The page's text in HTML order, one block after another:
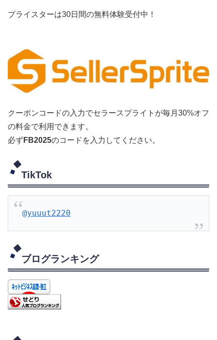
プライスターは30日間の無料体験受付中！
クーポンコードの入力でセラースプライトが毎月30%オフ
の料金で利用できます。
必ずFB2025のコードを入力してください。
TikTok
@yuuut2220
ブログランキング